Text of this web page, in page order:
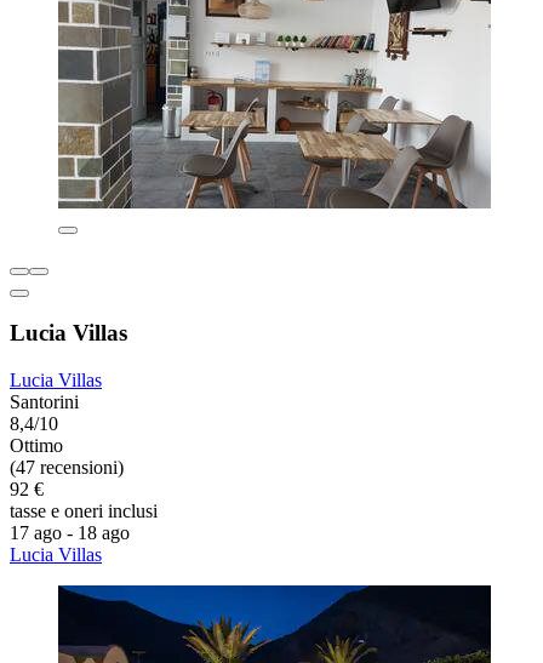
Lucia Villas
Lucia Villas
Santorini
8,4/10
Ottimo
(47 recensioni)
92 €
tasse e oneri inclusi
17 ago - 18 ago
Lucia Villas